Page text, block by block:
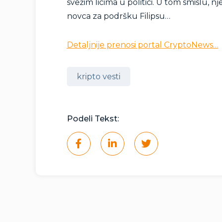
svežim licima u politici. U tom smislu,
novca za podršku Filipsu…
Detaljnije prenosi portal CryptoNews…
kripto vesti
Podeli Tekst: